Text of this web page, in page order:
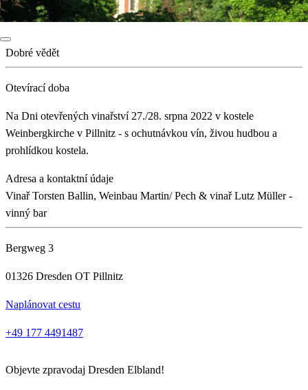
Dobré vědět
Otevírací doba
Na Dni otevřených vinařství 27./28. srpna 2022 v kostele
Weinbergkirche v Pillnitz - s ochutnávkou vín, živou hudbou a
prohlídkou kostela.
Adresa a kontaktní údaje
Vinař Torsten Ballin, Weinbau Martin/ Pech & vinař Lutz Müller -
vinný bar
Bergweg 3
01326 Dresden OT Pillnitz
Naplánovat cestu
+49 177 4491487
Objevte zpravodaj Dresden Elbland!